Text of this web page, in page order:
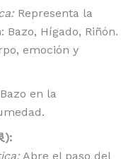
Representa la
Hígado, Riñón.
emoción y
en la
):
Abre el paso del